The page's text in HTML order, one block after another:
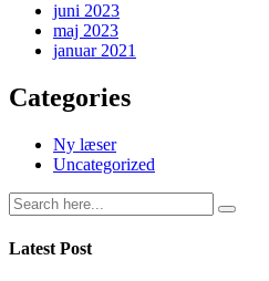
juni 2023
maj 2023
januar 2021
Categories
Ny læser
Uncategorized
Latest Post